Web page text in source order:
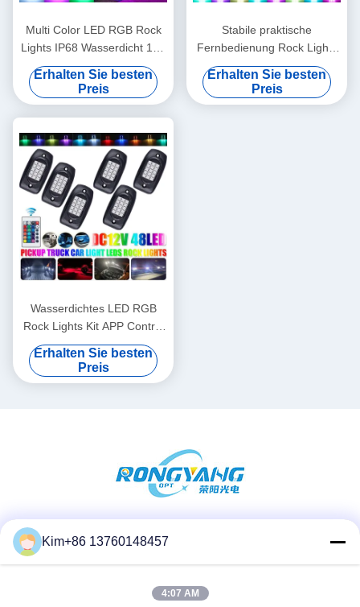
Multi Color LED RGB Rock
Lights IP68 Wasserdicht 12V
mit Musikmodus
Erhalten Sie besten
Preis
Stabile praktische
Fernbedienung Rock Lights
Farbwechsel SMD5050
Erhalten Sie besten
Preis
Wasserdichtes LED RGB
Rock Lights Kit APP Control
Multi Function
Erhalten Sie besten
Preis
Soziale Medien
Kim+86 13760148457
4:07 AM